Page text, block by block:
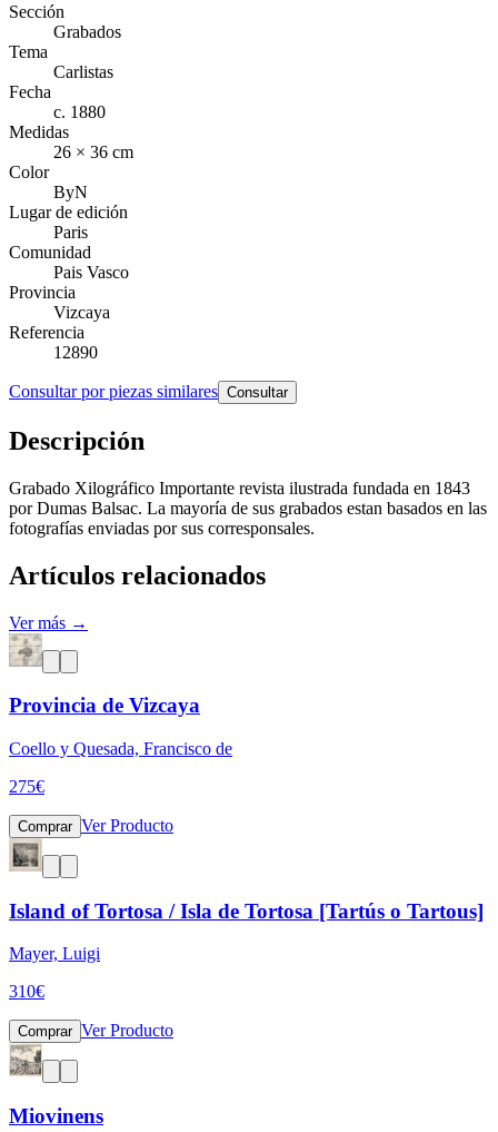
Sección
Grabados
Tema
Carlistas
Fecha
c. 1880
Medidas
26 × 36 cm
Color
ByN
Lugar de edición
Paris
Comunidad
Pais Vasco
Provincia
Vizcaya
Referencia
12890
Consultar por piezas similares Consultar
Descripción
Grabado Xilográfico Importante revista ilustrada fundada en 1843
por Dumas Balsac. La mayoría de sus grabados estan basados en las
fotografías enviadas por sus corresponsales.
Artículos relacionados
Ver más →
Provincia de Vizcaya
Coello y Quesada, Francisco de
275€
Comprar Ver Producto
Island of Tortosa / Isla de Tortosa [Tartús o Tartous]
Mayer, Luigi
310€
Comprar Ver Producto
Miovinens